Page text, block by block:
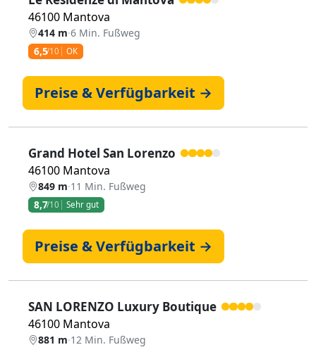
46100 Mantova
414 m·6 Min. Fußweg
6,5/10 OK
Preise & Verfügbarkeit →
Grand Hotel San Lorenzo
46100 Mantova
849 m·11 Min. Fußweg
8,7/10 Sehr gut
Preise & Verfügbarkeit →
SAN LORENZO Luxury Boutique
46100 Mantova
881 m·12 Min. Fußweg